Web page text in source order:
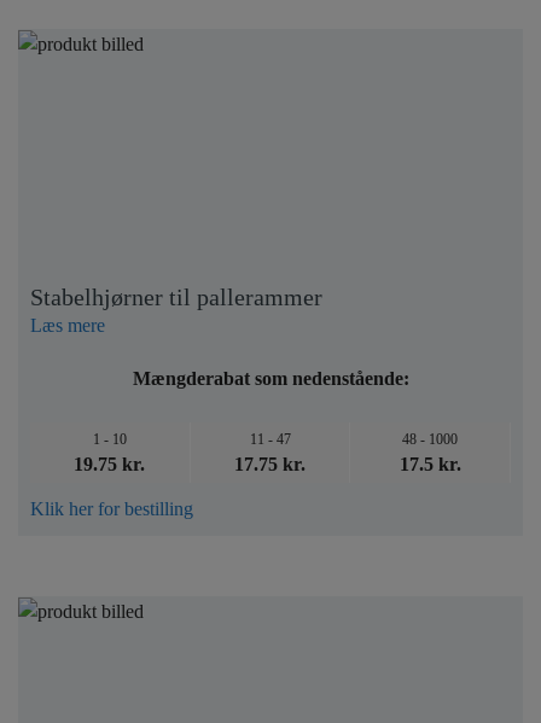
Stabelhjørner til pallerammer
Læs mere
Mængderabat som nedenstående:
1 - 10
19.75 kr.
11 - 47
17.75 kr.
48 - 1000
17.5 kr.
Klik her for bestilling